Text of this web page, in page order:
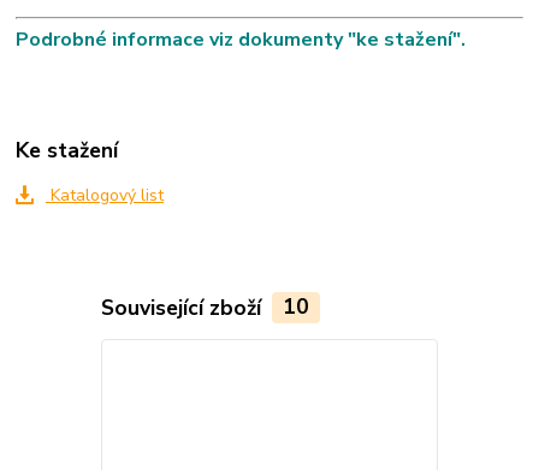
Podrobné informace viz dokumenty "ke stažení".
Ke stažení
Katalogový list
Související zboží 10